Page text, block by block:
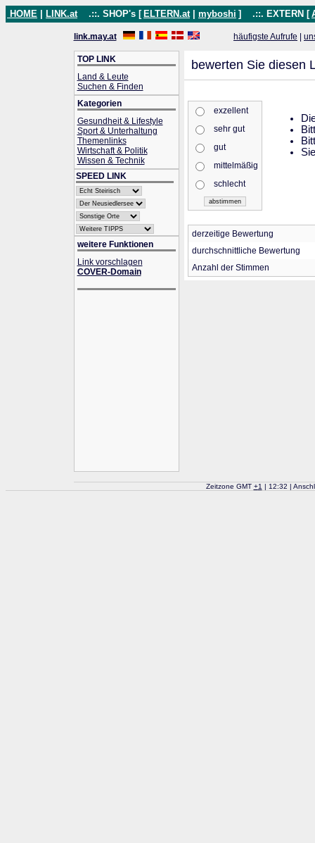
HOME LINK.at .::. SHOP's [ ELTERN.at myboshi ] .::. EXTERN [
link.may.at häufigste Aufrufe
TOP LINK
Land & Leute
Suchen & Finden
Kategorien
Gesundheit & Lifestyle
Sport & Unterhaltung
Themenlinks
Wirtschaft & Politik
Wissen & Technik
SPEED LINK
weitere Funktionen
Link vorschlagen
COVER-Domain
bewerten Sie diesen
exzellent
sehr gut
gut
mittelmäßig
schlecht
derzeitige Bewertung
durchschnittliche Bewertung
Anzahl der Stimmen
Zeitzone GMT +1 | 12:32 |